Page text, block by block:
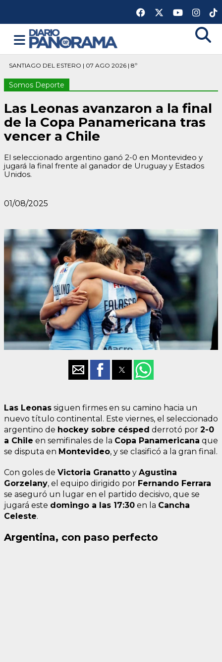
SANTIAGO DEL ESTERO | 07 AGO 2026 | 8º
Somos Deporte
Las Leonas avanzaron a la final
de la Copa Panamericana tras
vencer a Chile
El seleccionado argentino ganó 2-0 en Montevideo y
jugará la final frente al ganador de Uruguay y Estados
Unidos.
01/08/2025
Las Leonas siguen firmes en su camino hacia un
nuevo título continental. Este viernes, el seleccionado
argentino de hockey sobre césped derrotó por 2-0
a Chile en semifinales de la Copa Panamericana que
se disputa en Montevideo, y se clasificó a la gran final.
Con goles de Victoria Granatto y Agustina
Gorzelany, el equipo dirigido por Fernando Ferrara
se aseguró un lugar en el partido decisivo, que se
jugará este domingo a las 17:30 en la Cancha
Celeste.
Argentina, con paso perfecto